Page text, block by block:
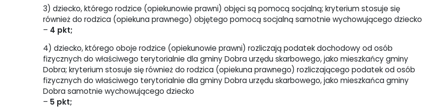
3) dziecko, którego rodzice (opiekunowie prawni) objęci są pomocą socjalną; kryterium stosuje się
również do rodzica (opiekuna prawnego) objętego pomocą socjalną samotnie wychowującego dziecko
– 4 pkt;
4) dziecko, którego oboje rodzice (opiekunowie prawni) rozliczają podatek dochodowy od osób
fizycznych do właściwego terytorialnie dla gminy Dobra urzędu skarbowego, jako mieszkańcy gminy
Dobra; kryterium stosuje się również do rodzica (opiekuna prawnego) rozliczającego podatek od osób
fizycznych do właściwego terytorialnie dla gminy Dobra urzędu skarbowego, jako mieszkańca gminy
Dobra samotnie wychowującego dziecko
– 5 pkt;